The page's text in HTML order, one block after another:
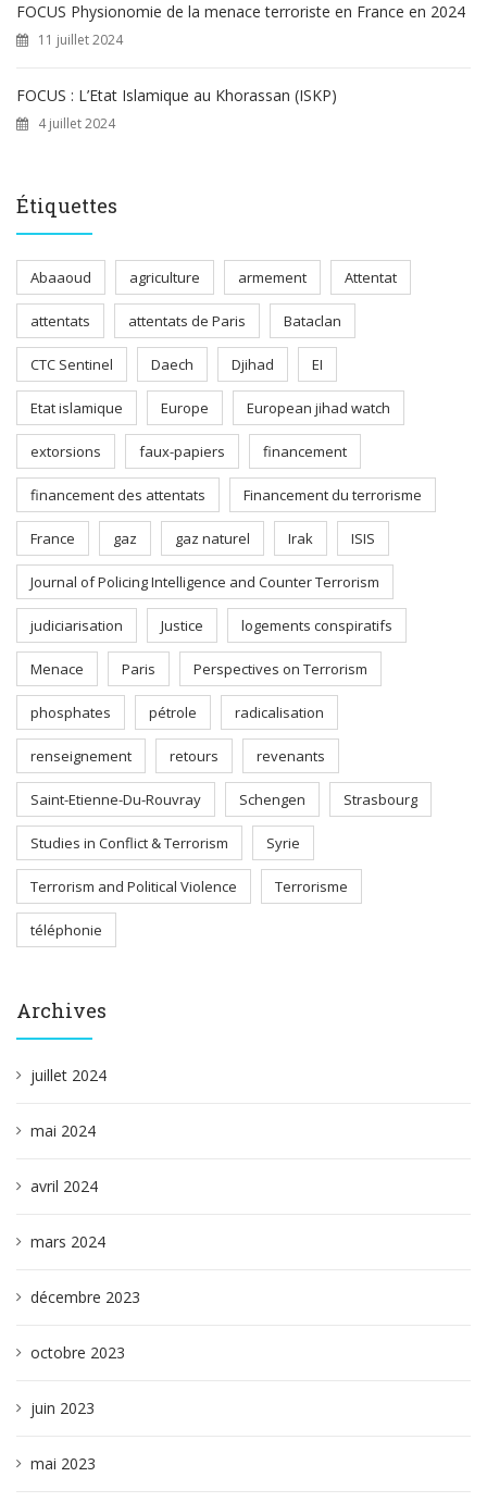
FOCUS Physionomie de la menace terroriste en France en 2024
11 juillet 2024
FOCUS : L’Etat Islamique au Khorassan (ISKP)
4 juillet 2024
Étiquettes
Abaaoud agriculture armement Attentat
attentats attentats de Paris Bataclan
CTC Sentinel Daech Djihad EI
Etat islamique Europe European jihad watch
extorsions faux-papiers financement
financement des attentats Financement du terrorisme
France gaz gaz naturel Irak ISIS
Journal of Policing Intelligence and Counter Terrorism
judiciarisation Justice logements conspiratifs
Menace Paris Perspectives on Terrorism
phosphates pétrole radicalisation
renseignement retours revenants
Saint-Etienne-Du-Rouvray Schengen Strasbourg
Studies in Conflict & Terrorism Syrie
Terrorism and Political Violence Terrorisme
téléphonie
Archives
juillet 2024
mai 2024
avril 2024
mars 2024
décembre 2023
octobre 2023
juin 2023
mai 2023